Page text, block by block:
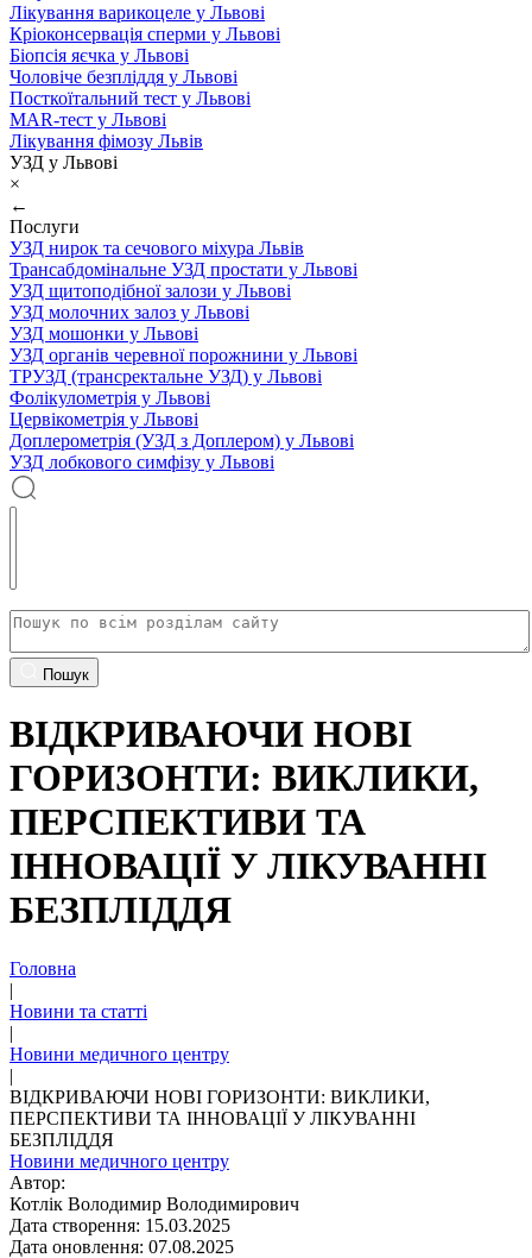
Лікування варикоцеле у Львові
Кріоконсервація сперми у Львові
Біопсія яєчка у Львові
Чоловіче безпліддя у Львові
Посткоїтальний тест у Львові
MAR-тест у Львові
Лікування фімозу Львів
УЗД у Львові
×
←
Послуги
УЗД нирок та сечового міхура Львів
Трансабдомінальне УЗД простати у Львові
УЗД щитоподібної залози у Львові
УЗД молочних залоз у Львові
УЗД мошонки у Львові
УЗД органів черевної порожнини у Львові
ТРУЗД (трансректальне УЗД) у Львові
Фолікулометрія у Львові
Цервікометрія у Львові
Доплерометрія (УЗД з Доплером) у Львові
УЗД лобкового симфізу у Львові
Пошук
ВІДКРИВАЮЧИ НОВІ
ГОРИЗОНТИ: ВИКЛИКИ,
ПЕРСПЕКТИВИ ТА
ІННОВАЦІЇ У ЛІКУВАННІ
БЕЗПЛІДДЯ
Головна
|
Новини та статті
|
Новини медичного центру
|
ВІДКРИВАЮЧИ НОВІ ГОРИЗОНТИ: ВИКЛИКИ,
ПЕРСПЕКТИВИ ТА ІННОВАЦІЇ У ЛІКУВАННІ
БЕЗПЛІДДЯ
Новини медичного центру
Автор:
Котлік Володимир Володимирович
Дата створення: 15.03.2025
Дата оновлення: 07.08.2025